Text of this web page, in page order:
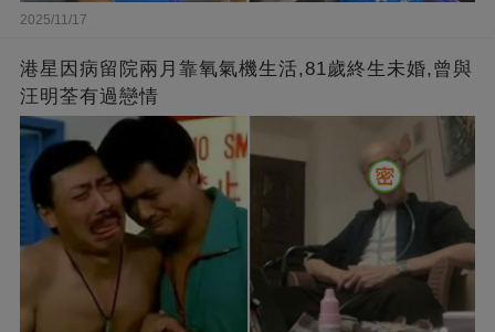
2025/11/17
港星因病留院兩月靠氧氣機生活,81歲終生未婚,曾與
汪明荃有過戀情